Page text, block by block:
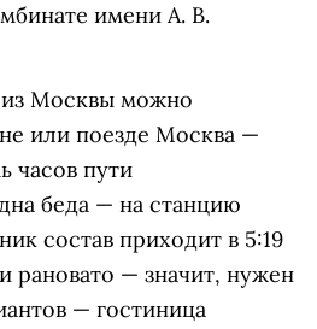
имени А. В.
Москвы можно
или поезде Москва —
часов пути
беда — на станцию
состав приходит в 5:19
рановато — значит, нужен
— гостиница